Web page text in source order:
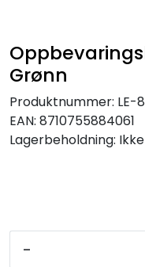
Grønn
Produktnummer: LE-
EAN: 8710755884061
Lagerbeholdning:
-